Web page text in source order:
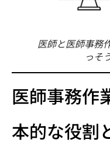
医師と医師事務
っそ
医師事務作
本的な役割